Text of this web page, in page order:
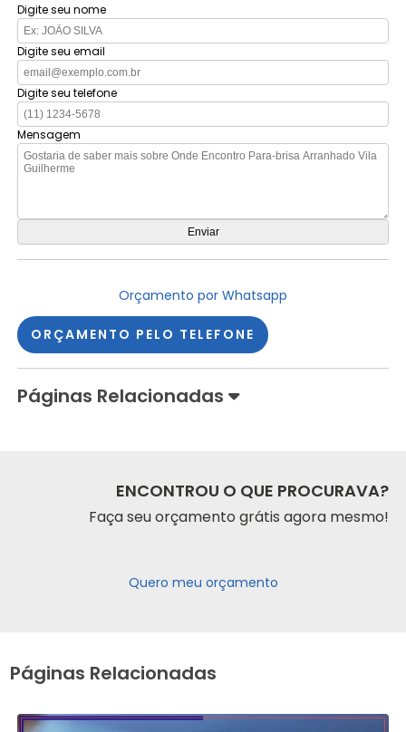
Digite seu nome
Digite seu email
Digite seu telefone
Mensagem
Orçamento por Whatsapp
ORÇAMENTO PELO TELEFONE
Páginas Relacionadas
ENCONTROU O QUE PROCURAVA?
Faça seu orçamento grátis agora mesmo!
Quero meu orçamento
Páginas Relacionadas